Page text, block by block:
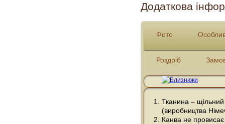
Додаткова
Фото
Роздріб
Тканина –
(виробництва
Канва не провисає